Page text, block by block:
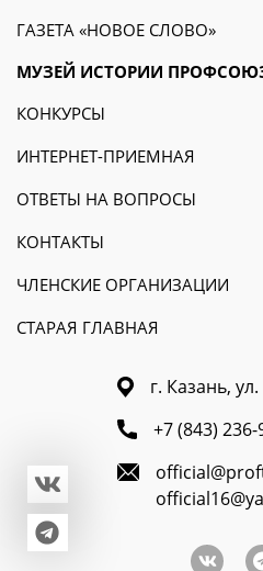
ГАЗЕТА «НОВОЕ СЛОВО»
МУЗЕЙ ИСТОРИИ
КОНКУРСЫ
ИНТЕРНЕТ-ПРИЕМНАЯ
ОТВЕТЫ НА ВОПРОСЫ
КОНТАКТЫ
ЧЛЕНСКИЕ ОРГАНИЗАЦИИ
СТАРАЯ ГЛАВНАЯ
г. Казань,
+7 (843) 236-